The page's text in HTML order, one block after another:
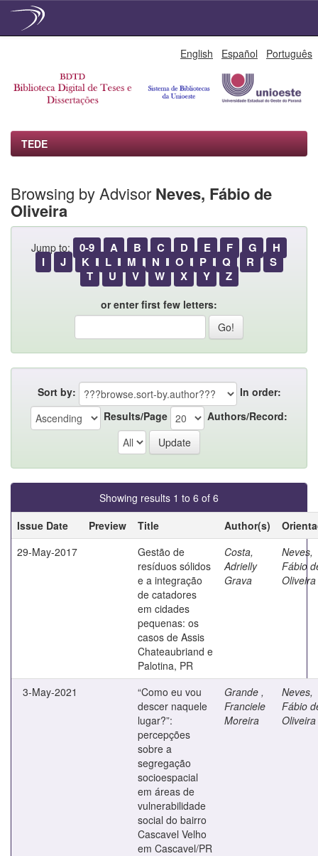
English Español Português
TEDE
Browsing by Advisor Neves, Fábio de
Oliveira
Jump to: 0-9 A B C D E F G
H
I
J K L M N O P Q R
S
T
U V W X Y Z
or enter first few letters:
Sort by:
In order:
Results/Page
Authors/Record:
Showing results 1 to 6 of 6
Issue Date
Preview Title Author(s)
29-May-2017
Gestão de
resíduos sólidos
e a integração
de catadores
em cidades
pequenas: os
casos de Assis
Chateaubriand e
Palotina, PR
Costa,
Adrielly
Grava
Neves,
Fábio
Oliveira
3-May-2021
“Como eu vou
descer naquele
lugar?”:
percepções
sobre a
segregação
socioespacial
em áreas de
vulnerabilidade
social do bairro
Cascavel Velho
em Cascavel/PR
Grande ,
Franciele
Moreira
Neves,
Fábio
Oliveira